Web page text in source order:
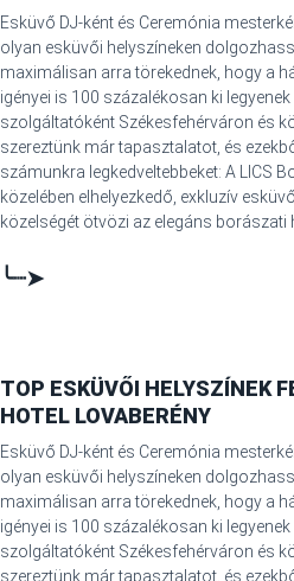
Esküvő DJ-ként és Ceremónia
olyan esküvői helyszíneken
maximálisan arra törekednek, hogy a
igényei is 100 százalékosan ki legyenek
szolgáltatóként Székesfehérváron és
szereztünk már tapasztalatot, és
számunkra legkedveltebbeket: A LICS
közelében elhelyezkedő, exkluzív
közelségét ötvözi az elegáns borászati
╰┈➤
TOP ESKÜVŐI HELYSZÍNEK
HOTEL LOVABERÉNY
Esküvő DJ-ként és Ceremónia
olyan esküvői helyszíneken
maximálisan arra törekednek, hogy a
igényei is 100 százalékosan ki legyenek
szolgáltatóként Székesfehérváron és
szereztünk már tapasztalatot, és